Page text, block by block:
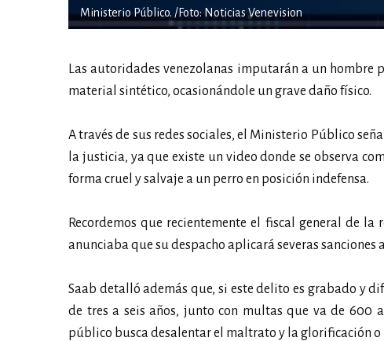
Ministerio Público. /Foto: Noticias Venevision
Las autoridades venezolanas imputarán a un hombre
material sintético, ocasionándole un grave daño físico.
A través de sus redes sociales, el Ministerio Público
la justicia, ya que existe un video donde se observa
forma cruel y salvaje a un perro en posición indefensa.
Recordemos que recientemente el fiscal general de
anunciaba que su despacho aplicará severas
Saab detalló además que, si este delito es grabado y
de tres a seis años, junto con multas que va de
público busca desalentar el maltrato y la glorificación